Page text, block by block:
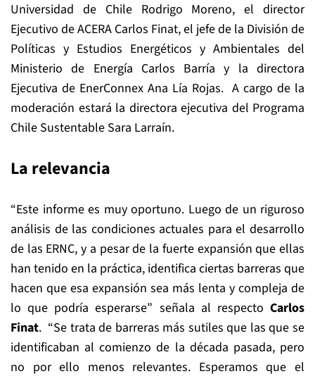
Universidad de Chile Rodrigo Moreno, el director
Ejecutivo de ACERA Carlos Finat, el jefe de la División de
Políticas y Estudios Energéticos y Ambientales del
Ministerio de Energía Carlos Barría y la directora
Ejecutiva de EnerConnex Ana Lía Rojas. A cargo de la
moderación estará la directora ejecutiva del Programa
Chile Sustentable Sara Larraín.
La relevancia
“Este informe es muy oportuno. Luego de un riguroso
análisis de las condiciones actuales para el desarrollo
de las ERNC, y a pesar de la fuerte expansión que ellas
han tenido en la práctica, identifica ciertas barreras que
hacen que esa expansión sea más lenta y compleja de
lo que podría esperarse” señala al respecto Carlos
Finat. “Se trata de barreras más sutiles que las que se
identificaban al comienzo de la década pasada, pero
no por ello menos relevantes. Esperamos que el